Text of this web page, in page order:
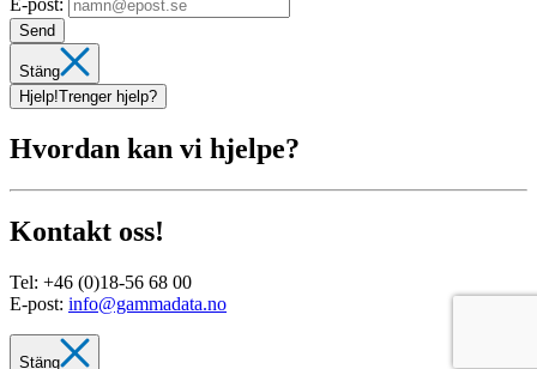
Send
Stäng
Hjelp!Trenger hjelp?
Hvordan kan vi hjelpe?
Kontakt oss!
Tel: +46 (0)18-56 68 00
E-post: info@gammadata.no
Stäng